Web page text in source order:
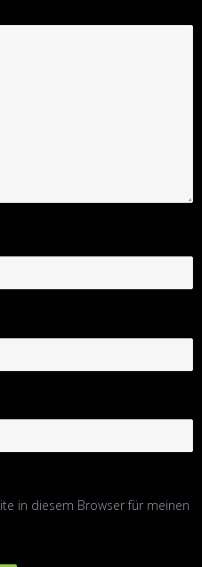
in diesem Browser für meinen